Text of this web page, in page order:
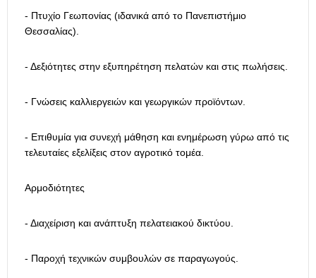
- Πτυχίο Γεωπονίας (ιδανικά από το Πανεπιστήμιο
Θεσσαλίας).
- Δεξιότητες στην εξυπηρέτηση πελατών και στις πωλήσεις.
- Γνώσεις καλλιεργειών και γεωργικών προϊόντων.
- Επιθυμία για συνεχή μάθηση και ενημέρωση γύρω από τις
τελευταίες εξελίξεις στον αγροτικό τομέα.
Αρμοδιότητες
- Διαχείριση και ανάπτυξη πελατειακού δικτύου.
- Παροχή τεχνικών συμβουλών σε παραγωγούς.